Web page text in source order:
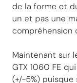
de la forme et
un et pas une
compréhension
Maintenant sur
GTX 1060 FE
(+/-5%)